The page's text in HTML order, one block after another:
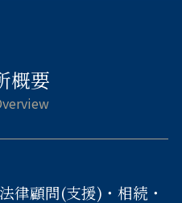
概要
律顧問(支援)・相続・